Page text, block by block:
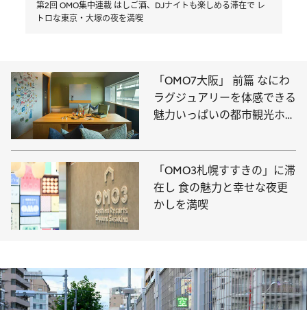
第2回 OMO集中連載 はしご酒、DJナイトも楽しめる滞在で レ
トロな東京・大塚の夜を満喫
「OMO7大阪」 前篇 なにわ
ラグジュアリーを体感できる
魅力いっぱいの都市観光ホテ
「OMO3札幌すすきの」に滞
在し 食の魅力と幸せな夜更
かしを満喫